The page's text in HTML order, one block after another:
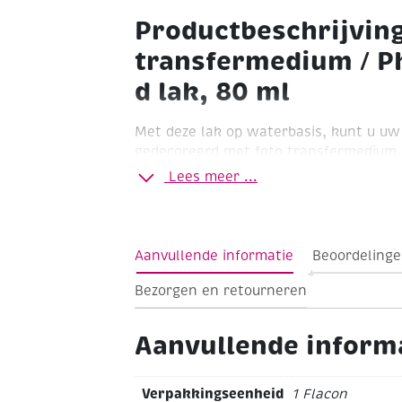
transfermedium /
d lak, 80 ml
Met deze lak op waterbasis, kunt u
gedecoreerd met foto transfermedium
3d-effect. U kunt zo vanuit deze
Lees meer ...
Aanvullende informatie
Bezorgen en retourneren
Aanvullende
Verpakkingseenheid 1 Flacon